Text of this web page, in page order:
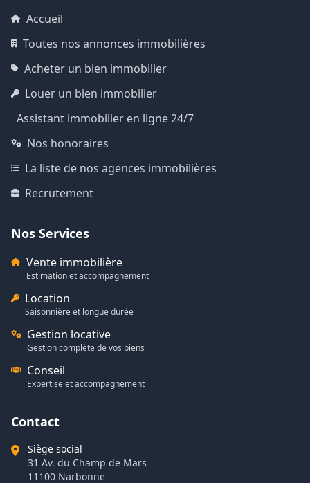
Accueil
Toutes nos annonces immobilières
Acheter un bien immobilier
Louer un bien immobilier
Assistant immobilier en ligne 24/7
Nos honoraires
La liste de nos agences immobilières
Recrutement
Nos Services
Vente immobilière
Estimation et accompagnement
Location
Saisonnière et longue durée
Gestion locative
Gestion complète de vos biens
Conseil
Expertise et accompagnement
Contact
Siège social
31 Av. du Champ de Mars
11100 Narbonne